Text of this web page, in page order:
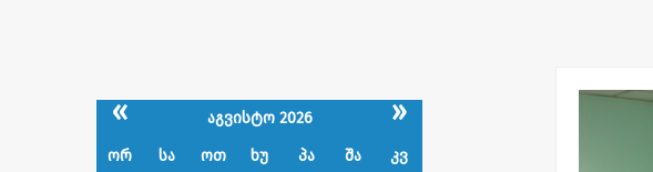
« აგვისტო 2026 »
ორ სა ოთ ხუ პა შა
კვ